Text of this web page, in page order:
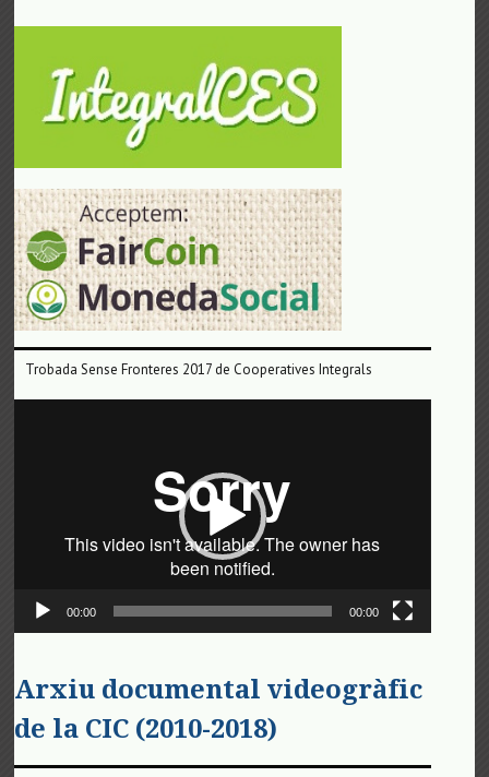
Trobada Sense Fronteres 2017 de Cooperatives Integrals
00:00 00:00
Arxiu documental videogràfic
de la CIC (2010-2018)